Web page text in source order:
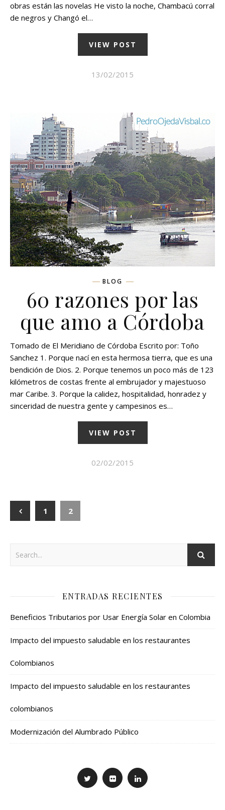
obras están las novelas He visto la noche, Chambacú corral
de negros y Changó el…
VIEW POST
13/02/2015
BLOG
60 razones por las
que amo a Córdoba
Tomado de El Meridiano de Córdoba Escrito por: Toño
Sanchez 1. Porque nací en esta hermosa tierra, que es una
bendición de Dios. 2. Porque tenemos un poco más de 123
kilómetros de costas frente al embrujador y majestuoso
mar Caribe. 3. Porque la calidez, hospitalidad, honradez y
sinceridad de nuestra gente y campesinos es…
VIEW POST
02/02/2015
1 2
ENTRADAS RECIENTES
Beneficios Tributarios por Usar Energía Solar en Colombia
Impacto del impuesto saludable en los restaurantes
Colombianos
Impacto del impuesto saludable en los restaurantes
colombianos
Modernización del Alumbrado Público